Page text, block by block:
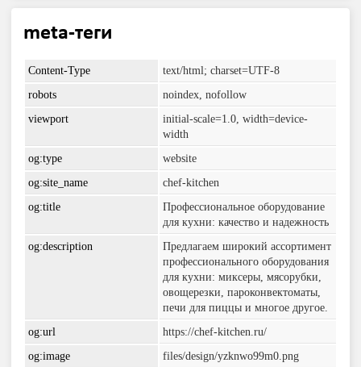
meta-теги
Content-Type
text/html; charset=UTF-8
robots
noindex, nofollow
viewport
initial-scale=1.0, width=device-
width
og:type
website
og:site_name
chef-kitchen
og:title
Профессиональное оборудование
для кухни: качество и надежность
og:description
Предлагаем широкий ассортимент
профессионального оборудования
для кухни: миксеры, мясорубки,
овощерезки, пароконвектоматы,
печи для пиццы и многое другое.
og:url
https://chef-kitchen.ru/
og:image
files/design/yzknwo99m0.png